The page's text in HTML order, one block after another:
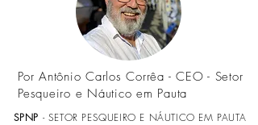
Por Antônio Carlos Corrêa - CEO - Setor
Pesqueiro e Náutico em Pauta
SPNP - SETOR PESQUEIRO E NÁUTICO EM PAUTA